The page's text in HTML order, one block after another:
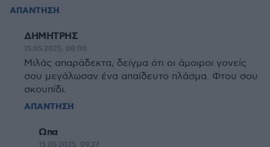
ΑΠΑΝΤΗΣΗ
ΔΗΜΗΤΡΗΣ
15.05.2025, 08:00
Μιλάς απαράδεκτα, δείγμα ότι οι άμοιροι γονείς
σου μεγάλωσαν ένα απαίδευτο πλάσμα. Φτου σου
σκουπίδι.
ΑΠΑΝΤΗΣΗ
Ωπα
15.05.2025, 09:27